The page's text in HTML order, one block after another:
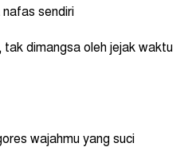
sendiri
dimangsa oleh jejak waktu
wajahmu yang suci